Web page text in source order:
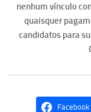
nenhum vínculo
quaisquer
candidatos para
Facebook